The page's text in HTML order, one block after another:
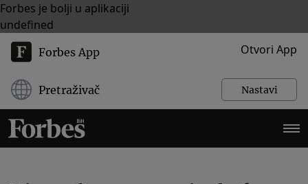
Forbes je bolji u aplikaciji
undefined
Forbes App Otvori App
Pretraživač Nastavi